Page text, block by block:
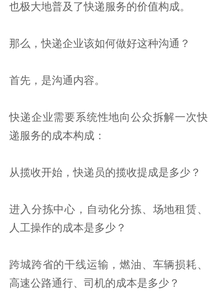
也极大地普及了快递服务的价值构成。
那么，快递企业该如何做好这种沟通？
首先，是沟通内容。
快递企业需要系统性地向公众拆解一次快
递服务的成本构成：
从揽收开始，快递员的揽收提成是多少？
进入分拣中心，自动化分拣、场地租赁、
人工操作的成本是多少？
跨城跨省的干线运输，燃油、车辆损耗、
高速公路通行、司机的成本是多少？